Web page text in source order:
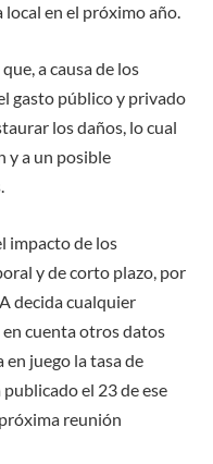
local en el próximo año.
a causa de los
gasto público y privado
los daños, lo cual
y a un posible
impacto de los
y de corto plazo, por
decida cualquier
cuenta otros datos
en juego la tasa de
el 23 de ese
reunión